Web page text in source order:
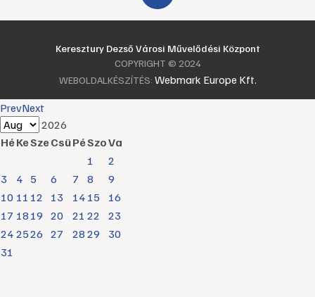
Keresztury Dezső Városi Művelődési Központ
COPYRIGHT © 2024
WEBOLDALKÉSZÍTÉS: Webmark Europe Kft.
PrevNext
2026
HéKeSzeCsüPéSzoVa
1
2
3
4 5 6 7 8
9
10 11 12 13 14 15
16
17 18 19 20 21 22
23
24 2526 27 28 29
30
31